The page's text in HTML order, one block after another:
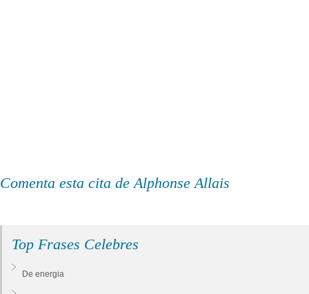
Comenta esta cita de Alphonse Allais
Top Frases Celebres
De energia